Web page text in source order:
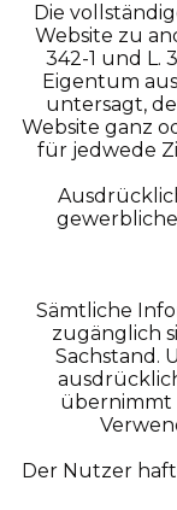
Die
Website zu
342-1 und L.
Eigentum
untersagt,
Website ganz
für jedwede
Sämtliche
zugänglich
Sachstand.
übernimmt
Der Nutzer